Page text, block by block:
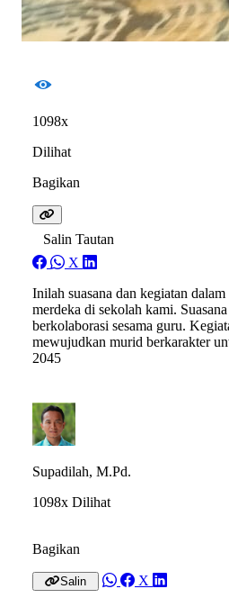
1098x
Dilihat
Bagikan
Salin Tautan
X
Inilah suasana dan kegiatan
merdeka di sekolah kami.
berkolaborasi sesama guru.
mewujudkan murid berkarakter
2045
Supadilah, M.Pd.
1098x Dilihat
Bagikan
Salin X